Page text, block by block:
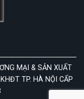
MẠI & SẢN XUẤT
TP. HÀ NỘI CẤP